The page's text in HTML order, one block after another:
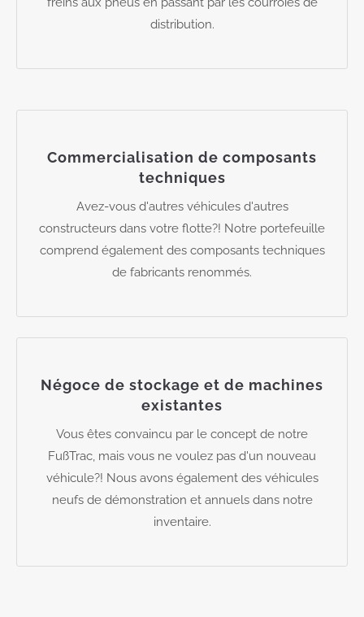
distribution.
Commercialisation de composants
techniques
Avez-vous d'autres véhicules d'autres
constructeurs dans votre flotte?! Notre portefeuille
comprend également des composants techniques
de fabricants renommés.
Négoce de stockage et de machines
existantes
Vous êtes convaincu par le concept de notre
FußTrac, mais vous ne voulez pas d'un nouveau
véhicule?! Nous avons également des véhicules
neufs de démonstration et annuels dans notre
inventaire.